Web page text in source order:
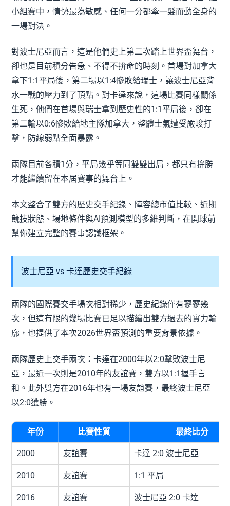
小組賽中，情勢最為敏感、任何一分都牽一髮而動全身的
一場對決。
對波士尼亞而言，這是他們史上第二次踏上世界盃舞台，
卻也是目前積分告急、不得不拚命的時刻。首場對加拿大
拿下1:1平局後，第二場以1:4慘敗給瑞士，讓波士尼亞背
水一戰的壓力到了頂點。對卡達來說，這場比賽同樣關係
生死，他們在首場與瑞士拿到歷史性的1:1平局後，卻在
第二輪以0:6慘敗給地主隊加拿大，整體士氣遭受嚴峻打
擊，防線弱點全面暴露。
兩隊目前各積1分，平局幾乎等同雙雙出局，都只有拚勝
才能繼續留在本屆賽事的舞台上。
本文整合了雙方的歷史交手紀錄、陣容總市值比較、近期
競技狀態、場地條件與AI預測模型的多維判斷，在開球前
幫你建立完整的賽事認識框架。
波士尼亞 vs 卡達歷史交手紀錄
兩隊的國際賽交手場次相對稀少，歷史紀錄僅有寥寥幾
次，但這有限的幾場比賽已足以描繪出雙方過去的實力輪
廓，也提供了本次2026世界盃預測的重要背景依據。
兩隊歷史上交手兩次：卡達在2000年以2:0擊敗波士尼
亞，最近一次則是2010年的友誼賽，雙方以1:1握手言
和。此外雙方在2016年也有一場友誼賽，最終波士尼亞
以2:0獲勝。
年份 比賽性質 最終比分
2000 友誼賽 卡達 2:0 波士尼亞
2010 友誼賽 1:1 平局
2016 友誼賽 波士尼亞 2:0 卡達